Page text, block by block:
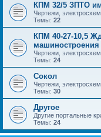
КПМ 32/5 ЗПТО
Чертежи,
Темы: 22
КПМ 40-27-10,5
машиностроения
Чертежи,
Темы: 24
Сокол
Чертежи,
Темы: 30
Другое
Другие портальные
Темы: 24